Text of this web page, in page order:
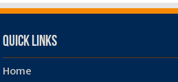
Quick Links
Home